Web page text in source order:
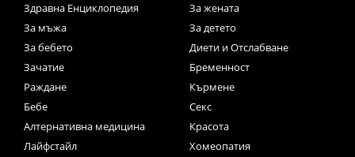
Здравна Енциклопедия
За жената
За мъжа
За детето
За бебето
Диети и Отслабване
Зачатие
Бременност
Раждане
Кърмене
Бебе
Секс
Алтернативна медицина
Красота
Лайфстайл
Хомеопатия